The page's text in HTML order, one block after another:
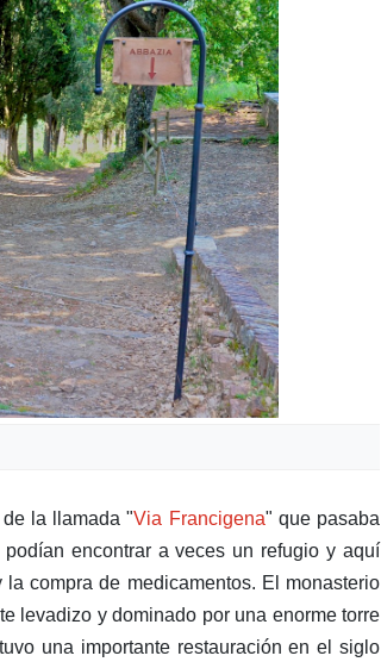
la llamada "Via Francigena" que pasaba
encontrar a veces un refugio y aquí
compra de medicamentos. El monasterio
levadizo y dominado por una enorme torre
una importante restauración en el siglo